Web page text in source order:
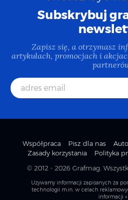
Subskrybuj
Zapisz się, a otrzymasz
artykułach, promocjach i
Współpraca Pisz dla nas
Zasady korzystania
Polityka
© 2012 - 2026 Grafmag .
Używamy informacji zapisanych za
technologii m.in. w celach
informacji »